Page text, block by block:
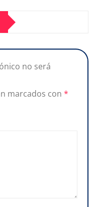
no será
marcados con *